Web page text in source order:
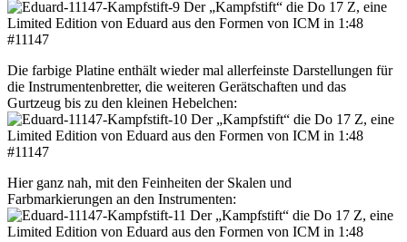
Die farbige Platine enthält wieder mal allerfeinste Darstellungen für
die Instrumentenbretter, die weiteren Gerätschaften und das
Gurtzeug bis zu den kleinen Hebelchen:
Hier ganz nah, mit den Feinheiten der Skalen und
Farbmarkierungen an den Instrumenten: